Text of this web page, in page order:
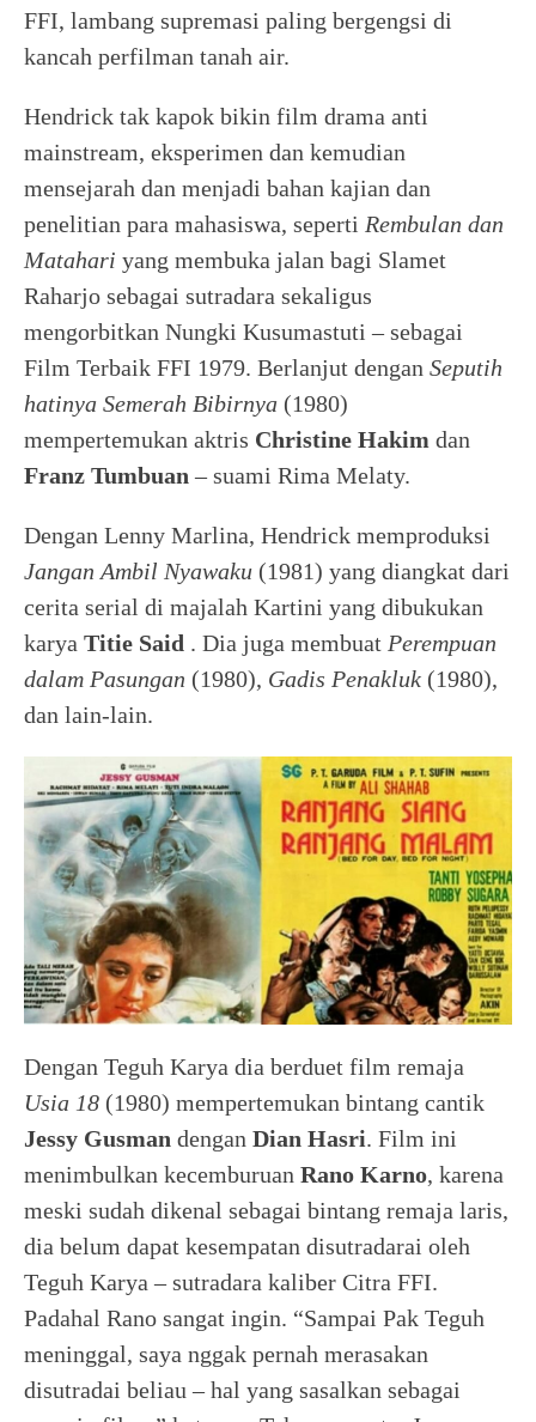
FFI, lambang supremasi paling bergengsi di
kancah perfilman tanah air.
Hendrick tak kapok bikin film drama anti
mainstream, eksperimen dan kemudian
mensejarah dan menjadi bahan kajian dan
penelitian para mahasiswa, seperti Rembulan dan
Matahari yang membuka jalan bagi Slamet
Raharjo sebagai sutradara sekaligus
mengorbitkan Nungki Kusumastuti – sebagai
Film Terbaik FFI 1979. Berlanjut dengan Seputih
hatinya Semerah Bibirnya (1980)
mempertemukan aktris Christine Hakim dan
Franz Tumbuan – suami Rima Melaty.
Dengan Lenny Marlina, Hendrick memproduksi
Jangan Ambil Nyawaku (1981) yang diangkat dari
cerita serial di majalah Kartini yang dibukukan
karya Titie Said . Dia juga membuat Perempuan
dalam Pasungan (1980), Gadis Penakluk (1980),
dan lain-lain.
Dengan Teguh Karya dia berduet film remaja
Usia 18 (1980) mempertemukan bintang cantik
Jessy Gusman dengan Dian Hasri. Film ini
menimbulkan kecemburuan Rano Karno, karena
meski sudah dikenal sebagai bintang remaja laris,
dia belum dapat kesempatan disutradarai oleh
Teguh Karya – sutradara kaliber Citra FFI.
Padahal Rano sangat ingin. “Sampai Pak Teguh
meninggal, saya nggak pernah merasakan
disutradai beliau – hal yang sasalkan sebagai